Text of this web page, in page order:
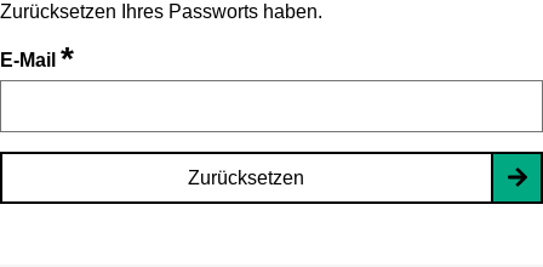
Zurücksetzen Ihres Passworts haben.
E-Mail *
Zurücksetzen